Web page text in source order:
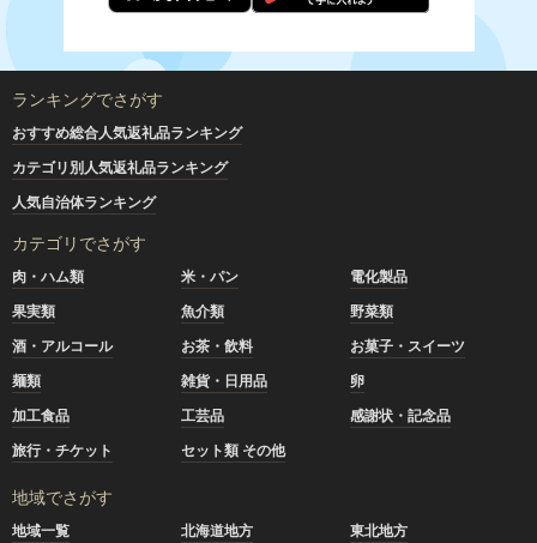
ランキングでさがす
おすすめ総合人気返礼品ランキング
カテゴリ別人気返礼品ランキング
人気自治体ランキング
カテゴリでさがす
肉・ハム類 米・パン
電化製品
果実類
魚介類
野菜類
酒・アルコール
お茶・飲料
お菓子・スイーツ
麺類
雑貨・日用品
卵
加工食品
工芸品
感謝状・記念品
旅行・チケット
セット類 その他
地域でさがす
地域一覧 北海道地方
東北地方